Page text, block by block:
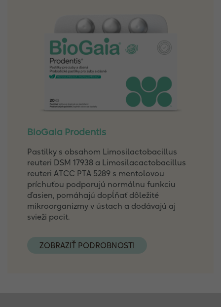
BioGaia Prodentis
Pastilky s obsahom Limosilactobacillus
reuteri DSM 17938 a Limosilacactobacillus
reuteri ATCC PTA 5289 s mentolovou
príchuťou podporujú normálnu funkciu
ďasien, pomáhajú dopĺňať dôležité
mikroorganizmy v ústach a dodávajú aj
svieži pocit.
ZOBRAZIŤ PODROBNOSTI